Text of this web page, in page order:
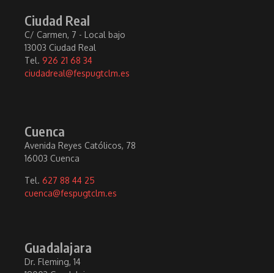
Ciudad Real
C/ Carmen, 7 - Local bajo
13003 Ciudad Real
Tel. 926 21 68 34
ciudadreal@fespugtclm.es
Cuenca
Avenida Reyes Católicos, 78
16003 Cuenca
Tel. 627 88 44 25
cuenca@fespugtclm.es
Guadalajara
Dr. Fleming, 14